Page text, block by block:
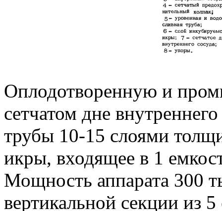
Оплодотворенную и
сетчатом дне
трубы 10-15 слоями
икры, входящее в 1
Мощность аппарата 300
вертикальной секции из